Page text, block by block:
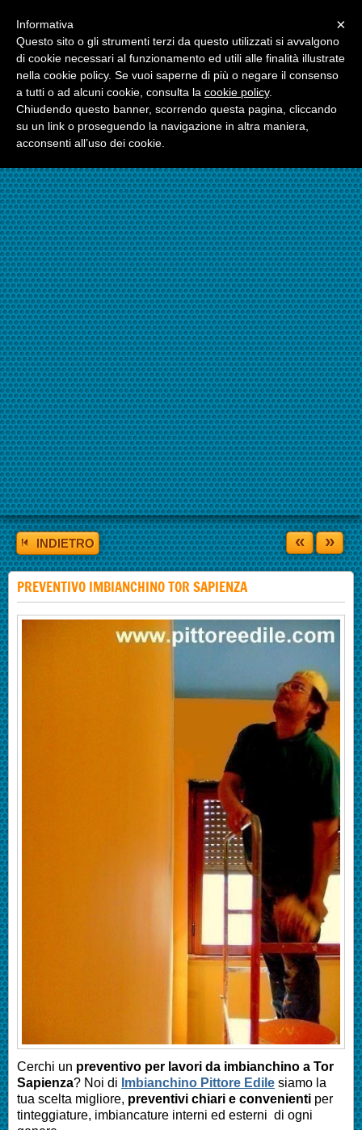
☎324.7403485
INDIETRO « »
PREVENTIVO IMBIANCHINO TOR SAPIENZA
Cerchi un preventivo per lavori da imbianchino a Tor
Sapienza? Noi di Imbianchino Pittore Edile siamo la
tua scelta migliore, preventivi chiari e convenienti per
tinteggiature, imbiancature interni ed esterni di ogni
×
Informativa
Questo sito o gli strumenti terzi da questo utilizzati si avvalgono
di cookie necessari al funzionamento ed utili alle finalità illustrate
nella cookie policy. Se vuoi saperne di più o negare il consenso
a tutti o ad alcuni cookie, consulta la cookie policy.
Chiudendo questo banner, scorrendo questa pagina, cliccando
su un link o proseguendo la navigazione in altra maniera,
acconsenti all’uso dei cookie.